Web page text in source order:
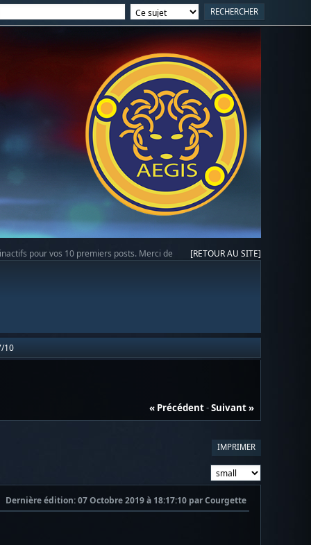
[RETOUR AU SITE]
pour vos 10 premiers posts. Merci de
10
« Précédent-Suivant »
IMPRIMER
Dernière édition: 07 Octobre 2019 à 18:17:10 par Courgette